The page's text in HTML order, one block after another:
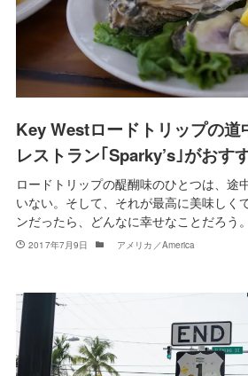
Key Westロードトリップの道
レストラン｢Sparky’s｣がおすす
ロードトリップの醍醐味のひとつは、途
いない。そして、それが最高に美味しく
ンだったら、どんなに幸せなことだろう
2017年7月9日 アメリカ／America